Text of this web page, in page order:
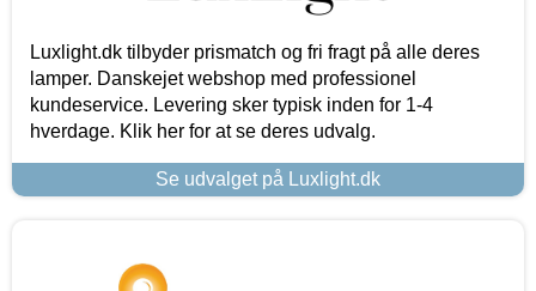
Luxlight.dk tilbyder prismatch og fri fragt på alle deres
lamper. Danskejet webshop med professionel
kundeservice. Levering sker typisk inden for 1-4
hverdage. Klik her for at se deres udvalg.
Se udvalget på Luxlight.dk